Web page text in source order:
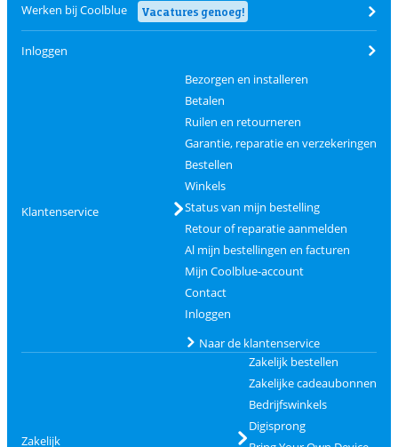
Werken bij Coolblue Vacatures genoeg!
Inloggen
Klantenservice
Bezorgen en installeren
Betalen
Ruilen en retourneren
Garantie, reparatie en verzekeringen
Bestellen
Winkels
Status van mijn bestelling
Retour of reparatie aanmelden
Al mijn bestellingen en facturen
Mijn Coolblue-account
Contact
Inloggen
Naar de klantenservice
Zakelijk
Zakelijk bestellen
Zakelijke cadeaubonnen
Bedrijfswinkels
Digisprong